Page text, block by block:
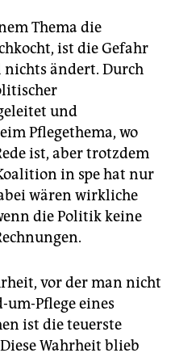
Thema die
ist die Gefahr
nichts ändert. Durch
und
Pflegethema, wo
ist, aber trotzdem
in spe hat nur
wären wirkliche
die Politik keine
vor der man nicht
Pflege eines
ist die teuerste
Wahrheit blieb